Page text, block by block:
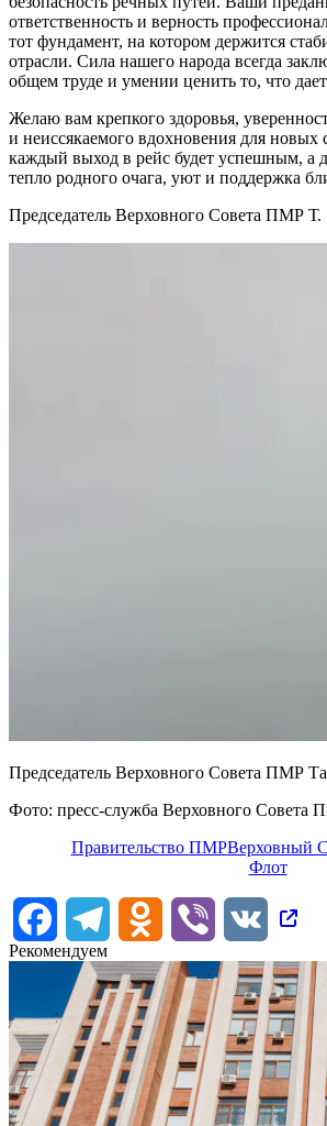
ответственность и верность
тот фундамент, на котором держится
отрасли. Сила нашего народа всегда
общем труде и умении ценить то, что
Желаю вам крепкого здоровья,
и неиссякаемого вдохновения для
каждый выход в рейс будет успешным, а
тепло родного очага, уют и поддержка
Председатель Верховного Совета ПМР Т.
Председатель Верховного Совета ПМР
Фото: пресс-служба Верховного Совета
Правительство ПМРВерховный
Флот
FacebookTelegram Odnoklassniki
Viber
VK
Рекомендуем